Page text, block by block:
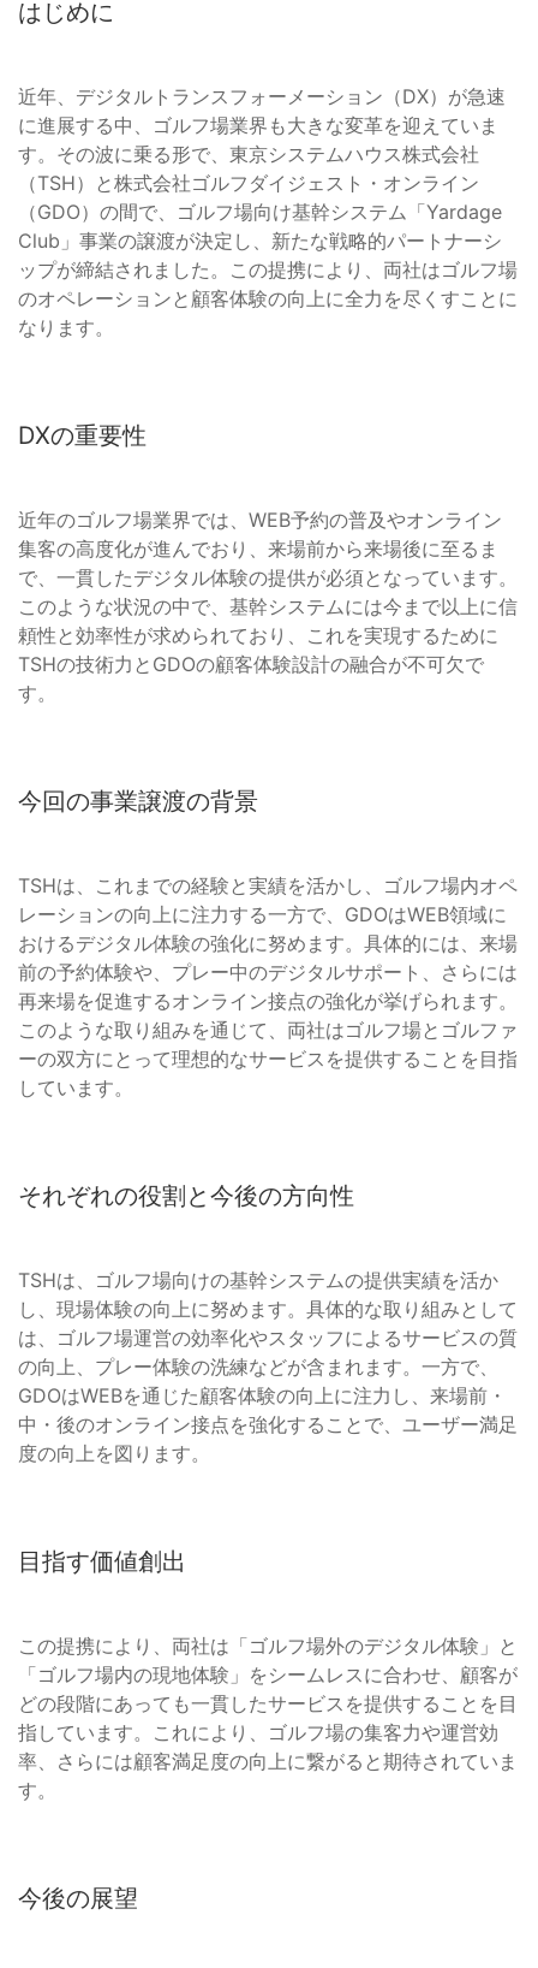
はじめに
近年、デジタルトランスフォーメーション（DX）が急速
に進展する中、ゴルフ場業界も大きな変革を迎えていま
す。その波に乗る形で、東京システムハウス株式会社
（TSH）と株式会社ゴルフダイジェスト・オンライン
（GDO）の間で、ゴルフ場向け基幹システム「Yardage
Club」事業の譲渡が決定し、新たな戦略的パートナーシ
ップが締結されました。この提携により、両社はゴルフ場
のオペレーションと顧客体験の向上に全力を尽くすことに
なります。
DXの重要性
近年のゴルフ場業界では、WEB予約の普及やオンライン
集客の高度化が進んでおり、来場前から来場後に至るま
で、一貫したデジタル体験の提供が必須となっています。
このような状況の中で、基幹システムには今まで以上に信
頼性と効率性が求められており、これを実現するために
TSHの技術力とGDOの顧客体験設計の融合が不可欠で
す。
今回の事業譲渡の背景
TSHは、これまでの経験と実績を活かし、ゴルフ場内オペ
レーションの向上に注力する一方で、GDOはWEB領域に
おけるデジタル体験の強化に努めます。具体的には、来場
前の予約体験や、プレー中のデジタルサポート、さらには
再来場を促進するオンライン接点の強化が挙げられます。
このような取り組みを通じて、両社はゴルフ場とゴルファ
ーの双方にとって理想的なサービスを提供することを目指
しています。
それぞれの役割と今後の方向性
TSHは、ゴルフ場向けの基幹システムの提供実績を活か
し、現場体験の向上に努めます。具体的な取り組みとして
は、ゴルフ場運営の効率化やスタッフによるサービスの質
の向上、プレー体験の洗練などが含まれます。一方で、
GDOはWEBを通じた顧客体験の向上に注力し、来場前・
中・後のオンライン接点を強化することで、ユーザー満足
度の向上を図ります。
目指す価値創出
この提携により、両社は「ゴルフ場外のデジタル体験」と
「ゴルフ場内の現地体験」をシームレスに合わせ、顧客が
どの段階にあっても一貫したサービスを提供することを目
指しています。これにより、ゴルフ場の集客力や運営効
率、さらには顧客満足度の向上に繋がると期待されていま
す。
今後の展望